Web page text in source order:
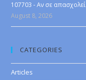
107703 - Αν σε απασχολεί
August 8, 2026
CATEGORIES
Articles